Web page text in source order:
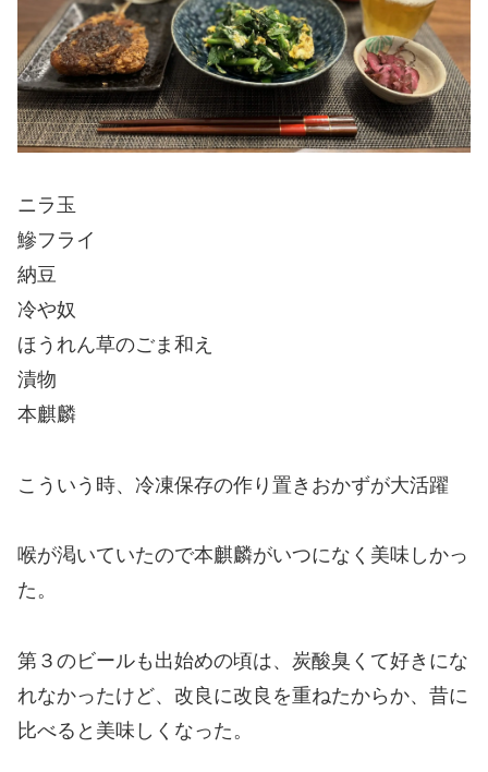
ニラ玉
鰺フライ
納豆
冷や奴
ほうれん草のごま和え
漬物
本麒麟
こういう時、冷凍保存の作り置きおかずが大活躍
喉が渇いていたので本麒麟がいつになく美味しかっ
た。
第３のビールも出始めの頃は、炭酸臭くて好きにな
れなかったけど、改良に改良を重ねたからか、昔に
比べると美味しくなった。